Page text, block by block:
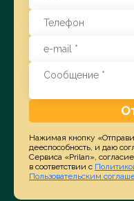
Нажимая кнопку
дееспособность, и даю
Сервиса «Prilan»,
в соответствии с
Пользовательским